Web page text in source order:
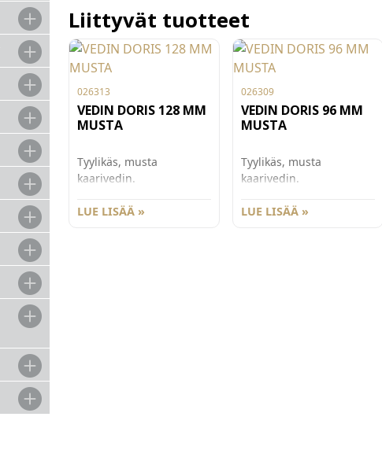
Liittyvät tuotteet
026313
VEDIN DORIS 128 MM
MUSTA
Tyylikäs, musta
kaarivedin.
128 mm. Kaarivetimen
LUE LISÄÄ »
026309
VEDIN DORIS 96 MM
MUSTA
Tyylikäs, musta
kaarivedin.
96 mm. Kaarivetimen
LUE LISÄÄ »